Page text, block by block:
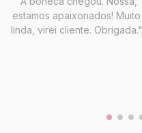
estamos apaixonados! Muito
linda, virei cliente. Obrigada."